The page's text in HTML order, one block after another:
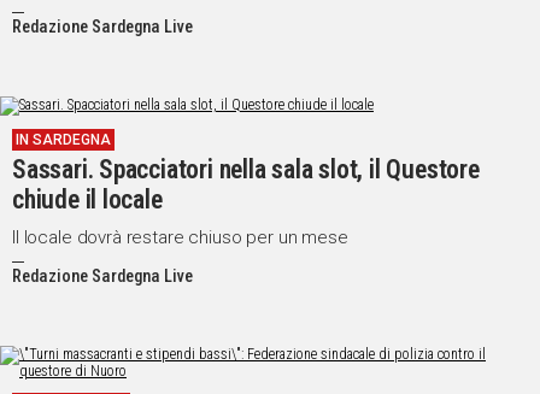
STORIE
VIDEO
Vai
AL CANALE
Redazione Sardegna Live
IN SARDEGNA
Sassari. Spacciatori nella sala slot, il Questore
chiude il locale
Il locale dovrà restare chiuso per un mese
Redazione Sardegna Live